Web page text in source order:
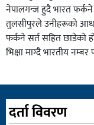
नेपालगन्ज हुदै भारत फर्कने
तुलसीपुरले उनीहरूको
फर्कने सर्त सहित छाडेको
भिक्षा माग्दै भारतीय
दर्ता विवरण